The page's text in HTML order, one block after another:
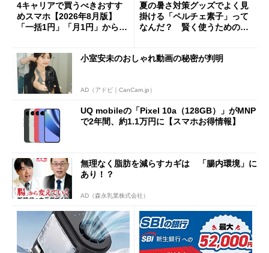
4キャリアで買うべきおすす
めスマホ【2026年8月版】
「一括1円」「月1円」からお
夏の暑さ対策グッズでよく見
掛ける「ペルチェ素子」って
なんだ？ 賢く使うための注
小室安未のおしゃれ動画の秘密が判明
AD（アドビ｜CanCam.jp）
UQ mobileの「Pixel 10a（128GB）」がMNP
で2年間、約1.1万円に【スマホお得情報】
無理なく脂肪を減らすカギは 「腸内環境」に
あり！？
AD（森永乳業株式会社）